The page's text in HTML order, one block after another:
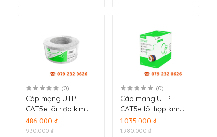
(0)
Cáp mạng UTP
CAT5e lõi hợp kim
100m Dahua DH-
PFM922I-5EUN-C-100
486.000 ₫
930.000 ₫
(0)
Cáp mạng UTP
CAT5e lõi hợp kim
305m Dahua DH-
PFM922I-5EUN-C
1.035.000 ₫
1.980.000 ₫